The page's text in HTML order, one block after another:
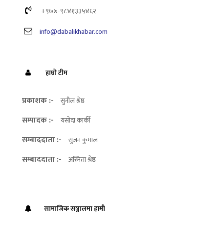
+९७७-९८४१३३५४६२
info@dabalikhabar.com
हाम्रो टीम
प्रकाशक :- सुनील श्रेष्ठ
सम्पादक :- यसोदा कार्की
सम्बाददाता :- सुजन कुमाल
सम्बाददाता :- अस्मिता श्रेष्ठ
सामाजिक सञ्जालमा हामी